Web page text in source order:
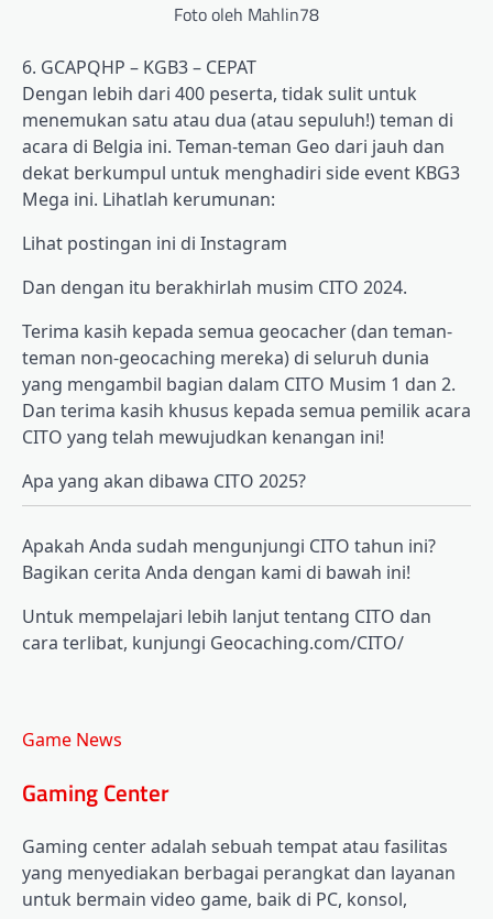
Foto oleh Mahlin78
6. GCAPQHP – KGB3 – CEPAT
Dengan lebih dari 400 peserta, tidak sulit untuk
menemukan satu atau dua (atau sepuluh!) teman di
acara di Belgia ini. Teman-teman Geo dari jauh dan
dekat berkumpul untuk menghadiri side event KBG3
Mega ini. Lihatlah kerumunan:
Lihat postingan ini di Instagram
Dan dengan itu berakhirlah musim CITO 2024.
Terima kasih kepada semua geocacher (dan teman-
teman non-geocaching mereka) di seluruh dunia
yang mengambil bagian dalam CITO Musim 1 dan 2.
Dan terima kasih khusus kepada semua pemilik acara
CITO yang telah mewujudkan kenangan ini!
Apa yang akan dibawa CITO 2025?
Apakah Anda sudah mengunjungi CITO tahun ini?
Bagikan cerita Anda dengan kami di bawah ini!
Untuk mempelajari lebih lanjut tentang CITO dan
cara terlibat, kunjungi Geocaching.com/CITO/
Game News
Gaming Center
Gaming center adalah sebuah tempat atau fasilitas
yang menyediakan berbagai perangkat dan layanan
untuk bermain video game, baik di PC, konsol,